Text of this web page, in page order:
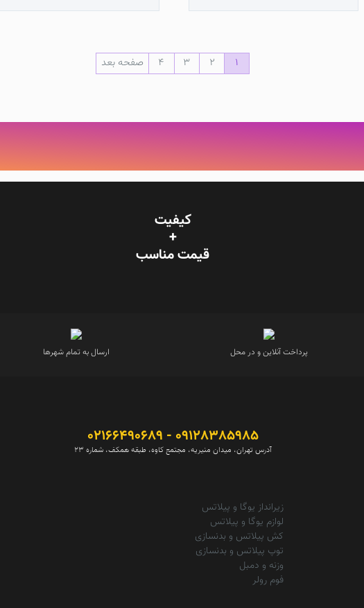
1
2
3
4 صفحه بعد
کیفیت
+
قیمت‌ مناسب
پرداخت آنلاین و در محل ارسال به تمام شهرها
09128385985 - 02166490689
آدرس تهران، میدان منیریه، مجتمع کاوه، طبقه همکف، شماره 23
زیرانداز یوگا و پیلاتس
لوازم یوگا و پیلاتس
کش پیلاتس و بدنسازی
توپ پیلاتس و بدنسازی
وزنه و دمبل
فوم رولر